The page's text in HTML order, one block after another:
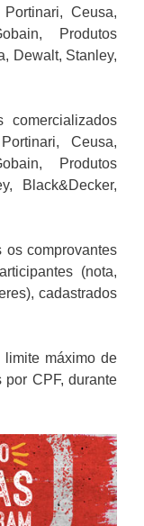
Ceusa,
Produtos
Dewalt, Stanley,
comercializados
Ceusa,
Produtos
Black&Decker,
os comprovantes
(nota,
cadastrados
máximo de
por CPF, durante